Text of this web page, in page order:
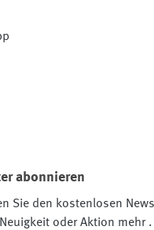
abonnieren
Sie den kostenlosen
oder Aktion mehr .